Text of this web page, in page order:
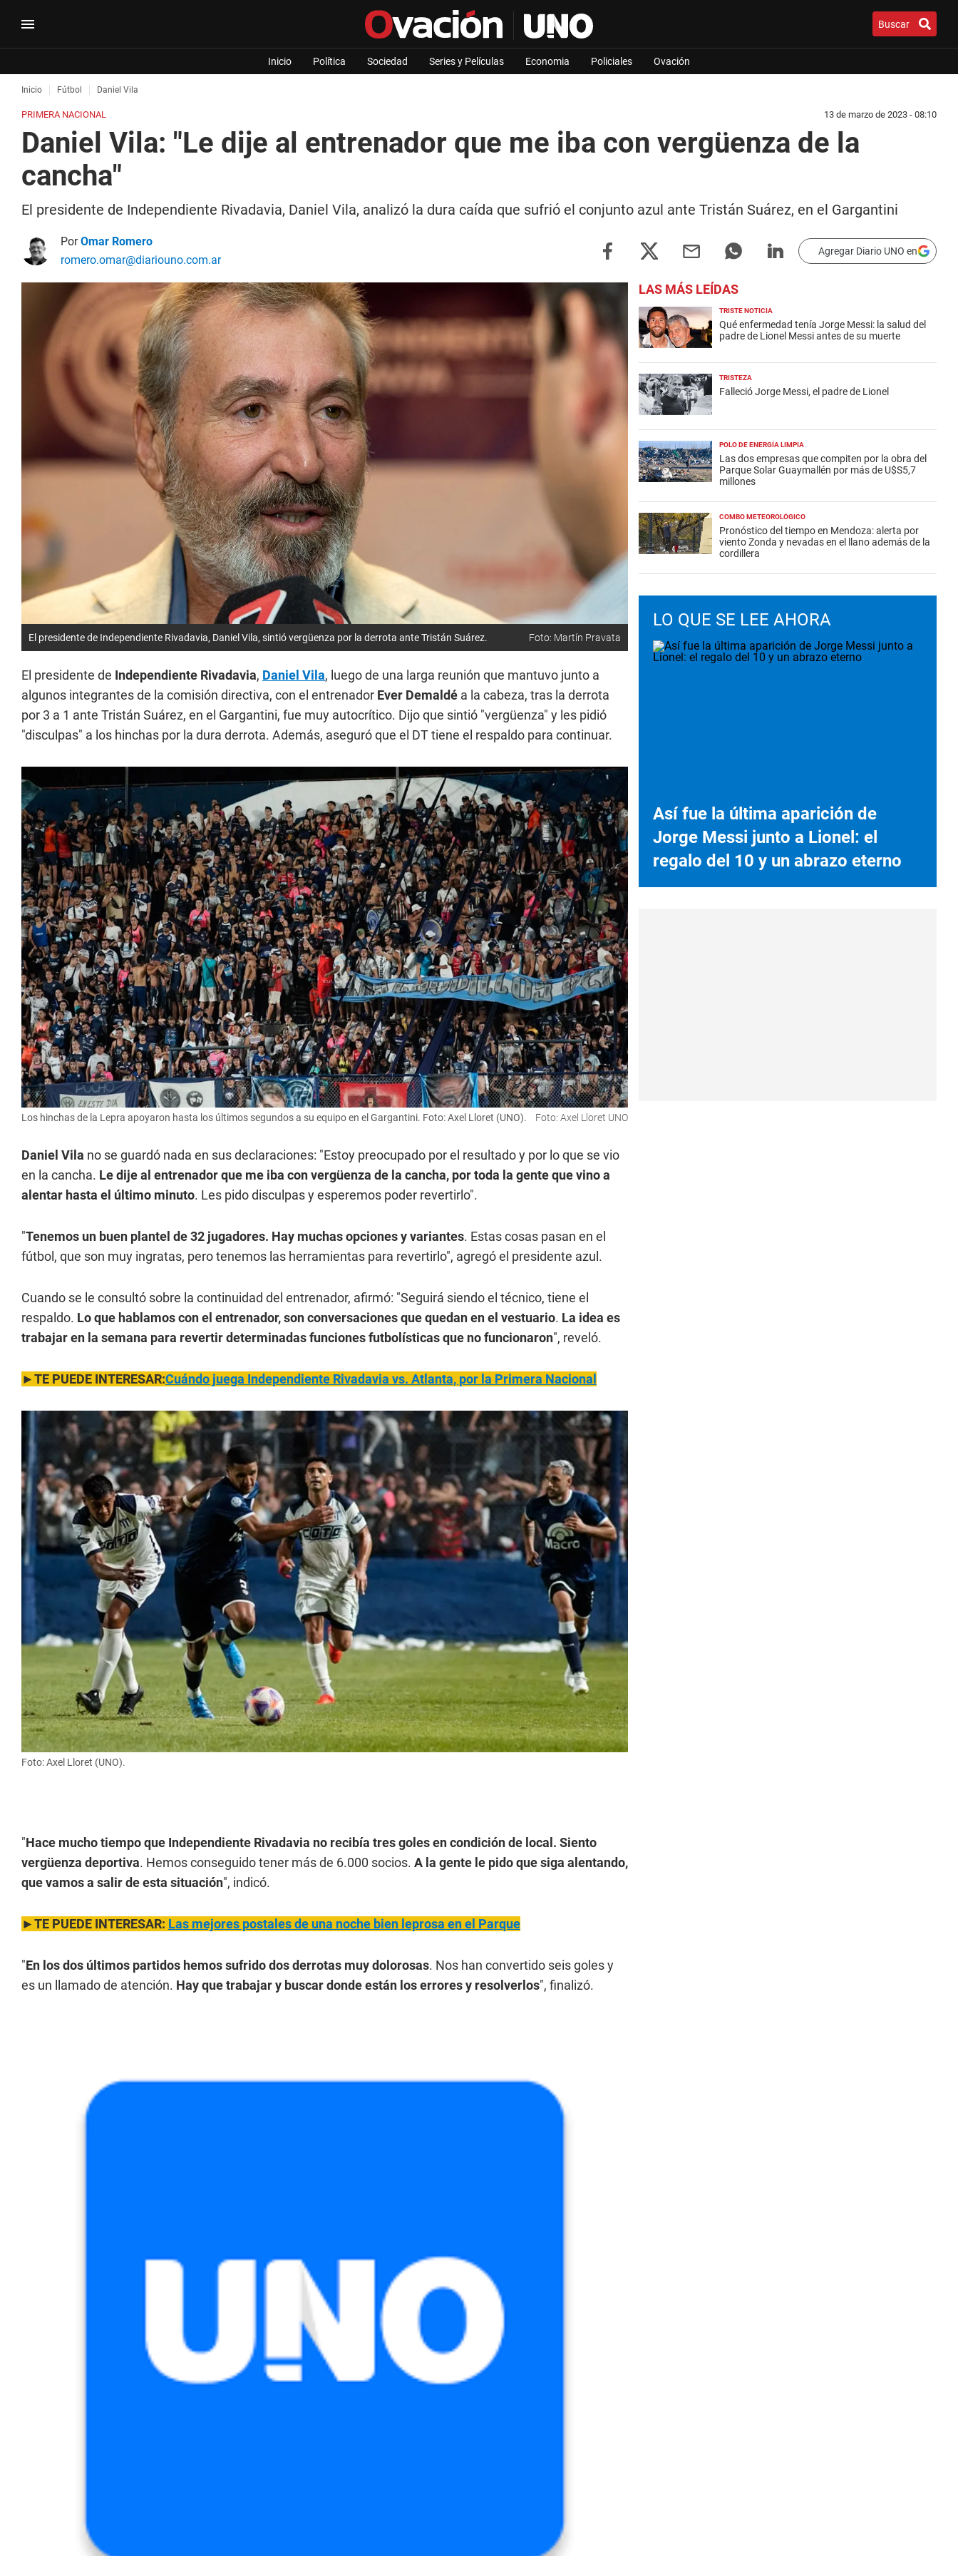
Buscar
Inicio Política Sociedad Series y Películas Economia Policiales Ovación
Inicio Fútbol Daniel Vila
PRIMERA NACIONAL 13 de marzo de 2023 - 08:10
Daniel Vila: "Le dije al entrenador que me iba con vergüenza de la
cancha"
El presidente de Independiente Rivadavia, Daniel Vila, analizó la dura caída que sufrió el conjunto azul ante Tristán Suárez, en el Gargantini
PorOmar Romero
romero.omar@diariouno.com.ar
Agregar Diario UNO en
El presidente de Independiente Rivadavia, Daniel Vila, sintió vergüenza por la derrota ante Tristán Suárez. Foto: Martín Pravata
El presidente de Independiente Rivadavia, Daniel Vila, luego de una larga reunión que mantuvo junto a
algunos integrantes de la comisión directiva, con el entrenador Ever Demaldé a la cabeza, tras la derrota
por 3 a 1 ante Tristán Suárez, en el Gargantini, fue muy autocrítico. Dijo que sintió "vergüenza" y les pidió
"disculpas" a los hinchas por la dura derrota. Además, aseguró que el DT tiene el respaldo para continuar.
Los hinchas de la Lepra apoyaron hasta los últimos segundos a su equipo en el Gargantini. Foto: Axel Lloret (UNO). Foto: Axel Lloret UNO
Daniel Vila no se guardó nada en sus declaraciones: "Estoy preocupado por el resultado y por lo que se vio
en la cancha. Le dije al entrenador que me iba con vergüenza de la cancha, por toda la gente que vino a
alentar hasta el último minuto. Les pido disculpas y esperemos poder revertirlo".
"Tenemos un buen plantel de 32 jugadores. Hay muchas opciones y variantes. Estas cosas pasan en el
fútbol, que son muy ingratas, pero tenemos las herramientas para revertirlo", agregó el presidente azul.
Cuando se le consultó sobre la continuidad del entrenador, afirmó: "Seguirá siendo el técnico, tiene el
respaldo. Lo que hablamos con el entrenador, son conversaciones que quedan en el vestuario. La idea es
trabajar en la semana para revertir determinadas funciones futbolísticas que no funcionaron", reveló.
►TE PUEDE INTERESAR:Cuándo juega Independiente Rivadavia vs. Atlanta, por la Primera Nacional
Foto: Axel Lloret (UNO).
"Hace mucho tiempo que Independiente Rivadavia no recibía tres goles en condición de local. Siento
vergüenza deportiva. Hemos conseguido tener más de 6.000 socios. A la gente le pido que siga alentando,
que vamos a salir de esta situación", indicó.
►TE PUEDE INTERESAR: Las mejores postales de una noche bien leprosa en el Parque
"En los dos últimos partidos hemos sufrido dos derrotas muydolorosas. Nos han convertido seis goles y
es un llamado de atención. Hay que trabajar y buscar donde están los errores y resolverlos", finalizó.
LAS MÁS LEÍDAS
TRISTE NOTICIA
Qué enfermedad tenía Jorge Messi: la salud del
padre de Lionel Messi antes de su muerte
TRISTEZA
Falleció Jorge Messi, el padre de Lionel
POLO DE ENERGÍA LIMPIA
Las dos empresas que compiten por la obra del
Parque Solar Guaymallén por más de U$S5,7
millones
COMBO METEOROLÓGICO
Pronóstico del tiempo en Mendoza: alerta por
viento Zonda y nevadas en el llano además de la
cordillera
LO QUE SE LEE AHORA
Así fue la última aparición de
Jorge Messi junto a Lionel: el
regalo del 10 y un abrazo eterno